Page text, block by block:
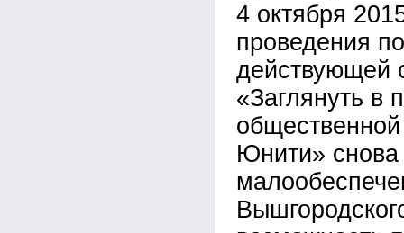
4 октября
проведения
действующей
«Заглянуть в
Юнити» снова